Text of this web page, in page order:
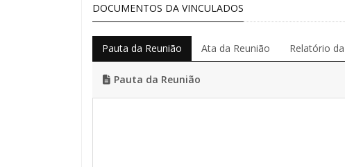
DOCUMENTOS DA VINCULADOS
Pauta da Reunião Ata da Reunião Relatório
Pauta da Reunião